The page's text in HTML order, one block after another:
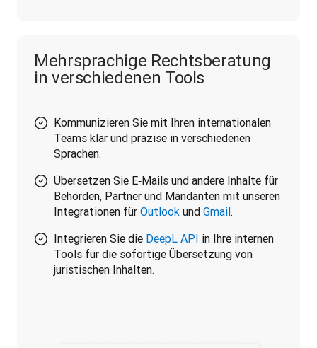
Mehrsprachige Rechtsberatung
in verschiedenen Tools
Kommunizieren Sie mit Ihren internationalen
Teams klar und präzise in verschiedenen
Sprachen.
Übersetzen Sie E‑Mails und andere Inhalte für
Behörden, Partner und Mandanten mit unseren
Integrationen für Outlook und Gmail.
Integrieren Sie die DeepL API in Ihre internen
Tools für die sofortige Übersetzung von
juristischen Inhalten.